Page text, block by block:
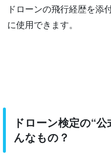
ドローンの飛行経歴を添
に使用できます。
ドローン検定の“
んなもの？